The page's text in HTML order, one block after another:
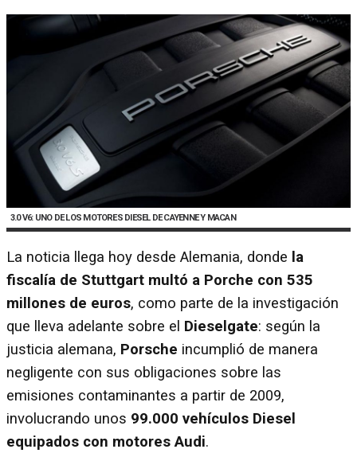
3.0 V6: UNO DE LOS MOTORES DIESEL DE CAYENNE Y MACAN
La noticia llega hoy desde Alemania, donde la
fiscalía de Stuttgart multó a Porche con 535
millones de euros, como parte de la investigación
que lleva adelante sobre el Dieselgate: según la
justicia alemana, Porsche incumplió de manera
negligente con sus obligaciones sobre las
emisiones contaminantes a partir de 2009,
involucrando unos 99.000 vehículos Diesel
equipados con motores Audi.